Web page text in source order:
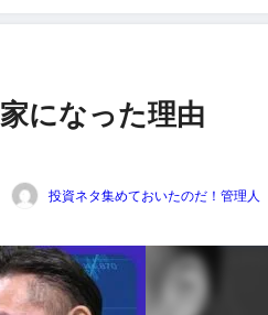
になった理由
投資ネタ集めておいたのだ！管理人